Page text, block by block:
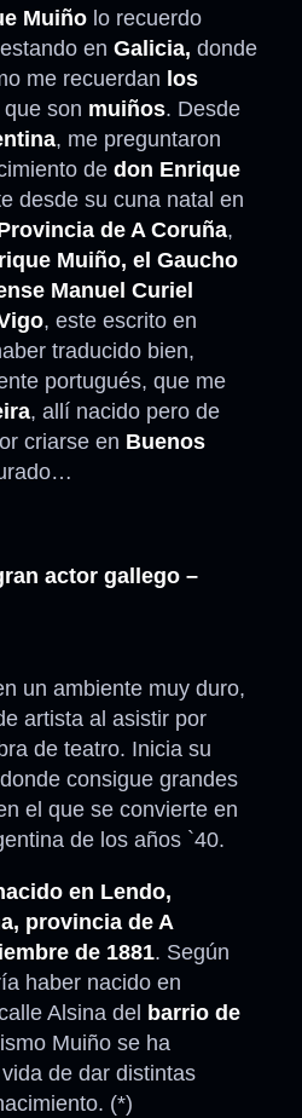
Muiño lo recuerdo
en Galicia, donde
me recuerdan los
que son muiños. Desde
, me preguntaron
de don Enrique
desde su cuna natal en
de A Coruña,
Muiño, el Gaucho
Manuel Curiel
, este escrito en
traducido bien,
portugués, que me
, allí nacido pero de
criarse en Buenos
actor gallego –
un ambiente muy duro,
artista al asistir por
de teatro. Inicia su
consigue grandes
el que se convierte en
de los años `40.
en Lendo,
provincia de A
de 1881. Según
haber nacido en
Alsina del barrio de
Muiño se ha
de dar distintas
(*)